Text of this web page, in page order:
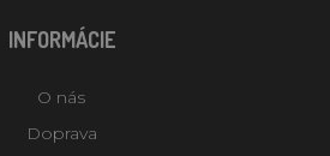
INFORMÁCIE
O nás
Doprava